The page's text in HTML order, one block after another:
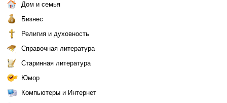
Дом и семья
Бизнес
Религия и духовность
Справочная литература
Старинная литература
Юмор
Компьютеры и Интернет